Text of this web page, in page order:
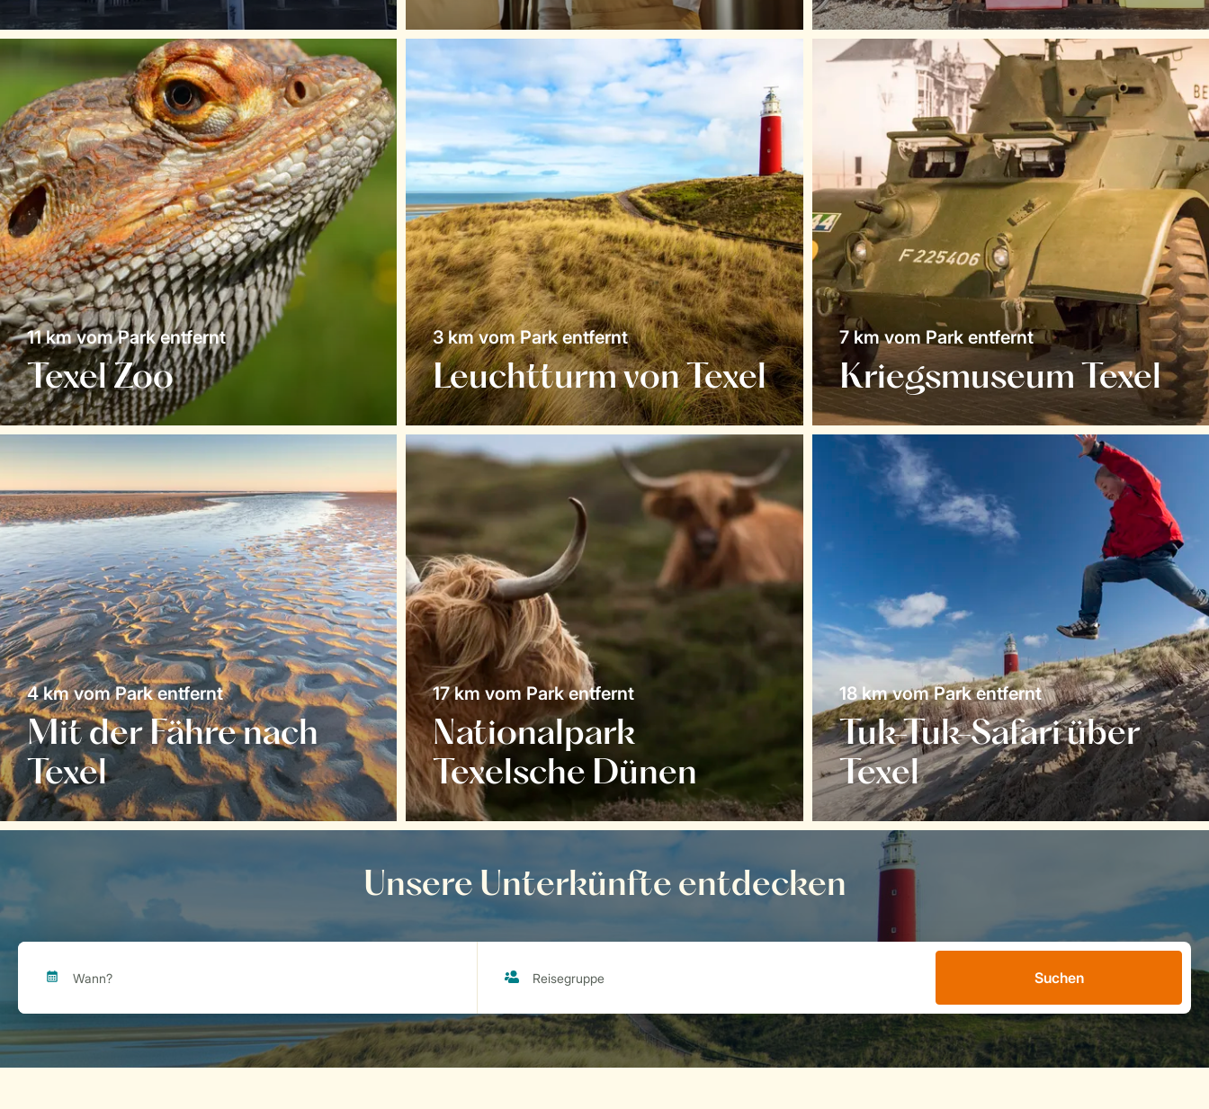
Texel Zoo
11 km vom Park entfernt
Leuchtturm von Texel
3 km vom Park entfernt
Kriegsmuseum Texel
7 km vom Park entfernt
Mit der Fähre nach
Texel
4 km vom Park entfernt
Nationalpark
Texelsche Dünen
17 km vom Park entfernt
Tuk-Tuk-Safari über
Texel
18 km vom Park entfernt
Unsere Unterkünfte entdecken
Suchen